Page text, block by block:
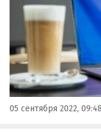
безопасного
05 сентября 2022, 09:48